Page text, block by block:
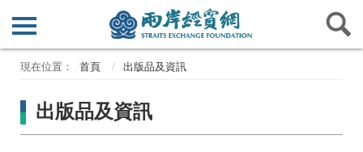
首頁 出版品及資訊
出版品及資訊